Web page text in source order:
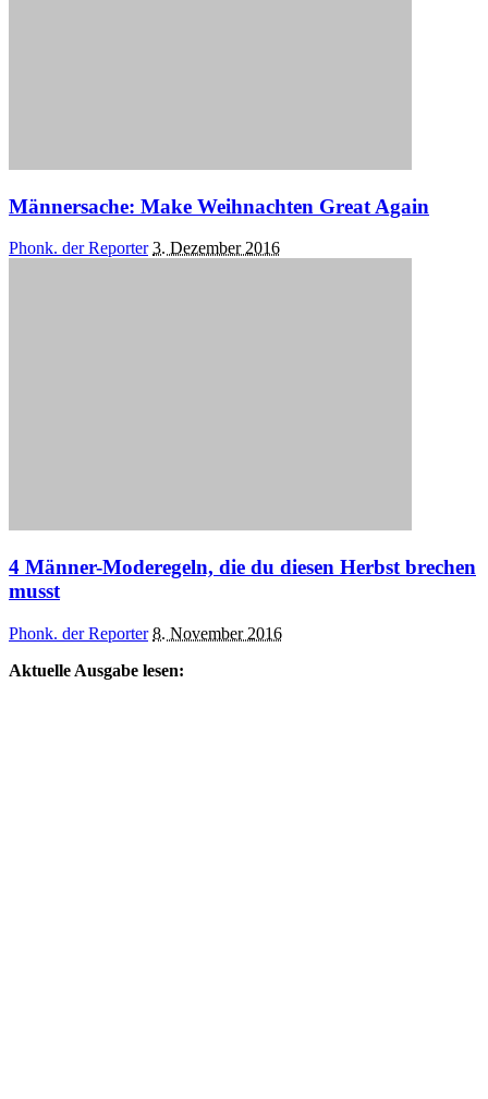
Männersache: Make Weihnachten Great Again
Posted
Phonk. der Reporter 3. Dezember 2016
4 Männer-Moderegeln, die du diesen Herbst brechen
musst
Posted
Phonk. der Reporter 8. November 2016
Aktuelle Ausgabe lesen: